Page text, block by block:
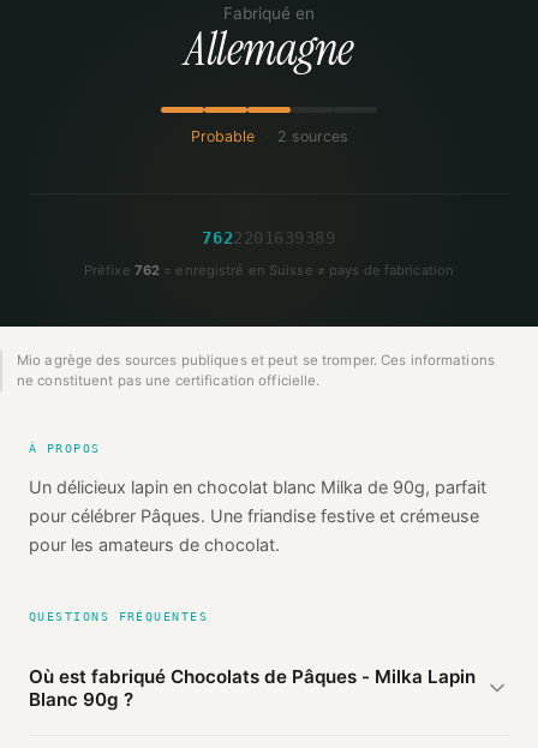
Fabriqué en
Allemagne
Probable 2 sources
7622 20 1 6 39 389
Préfixe 762 = enregistré en Suisse ≠ pays de fabrication
Mio agrège des sources publiques et peut se tromper. Ces informations
ne constituent pas une certification officielle.
À PROPOS
Un délicieux lapin en chocolat blanc Milka de 90g, parfait
pour célébrer Pâques. Une friandise festive et crémeuse
pour les amateurs de chocolat.
QUESTIONS FRÉQUENTES
Où est fabriqué Chocolats de Pâques - Milka Lapin
Blanc 90g ?